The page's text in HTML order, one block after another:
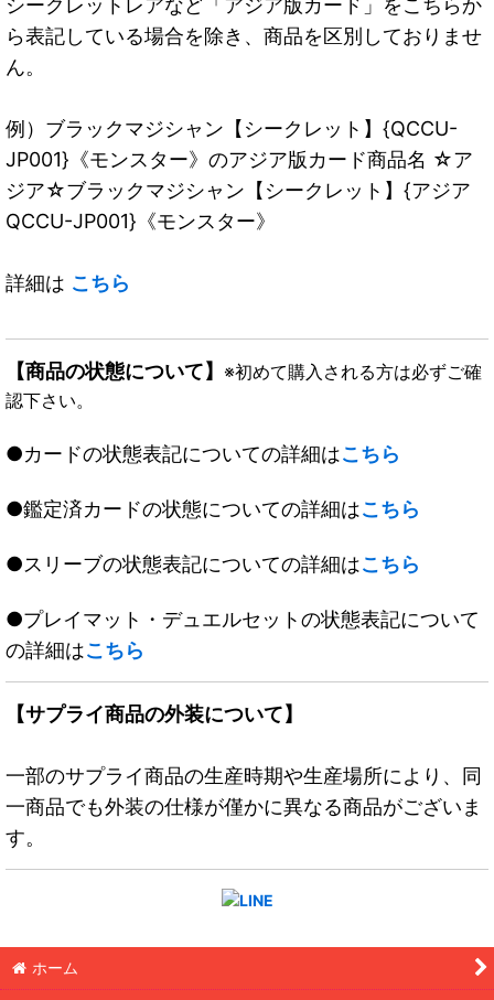
シークレットレアなど「アジア版カード」をこちらか
ら表記している場合を除き、商品を区別しておりませ
ん。
例）ブラックマジシャン【シークレット】{QCCU-
JP001}《モンスター》のアジア版カード商品名 ☆ア
ジア☆ブラックマジシャン【シークレット】{アジア
QCCU-JP001}《モンスター》
詳細は こちら
【商品の状態について】 ※初めて購入される方は必ずご確
認下さい。
●カードの状態表記についての詳細はこちら
●鑑定済カードの状態についての詳細はこちら
●スリーブの状態表記についての詳細はこちら
●プレイマット・デュエルセットの状態表記について
の詳細はこちら
【サプライ商品の外装について】
一部のサプライ商品の生産時期や生産場所により、同
一商品でも外装の仕様が僅かに異なる商品がございま
す。
ホーム